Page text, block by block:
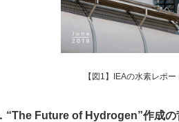
【図1】IEAの水素レポー
“The Future of Hydrogen”作成の